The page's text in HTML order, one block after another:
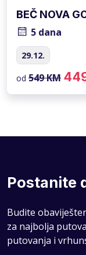
BEČ NOVA
5 dana
29.12.
od 549 KM
Postanite
Budite
za najbolja
putovanja i